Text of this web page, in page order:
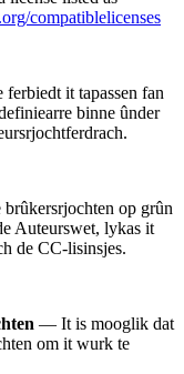
compatiblelicenses
it tapassen fan
binne ûnder
op grûn
Auteurswet, lykas it
de CC-lisinsjes.
— It is mooglik dat
om it wurk te